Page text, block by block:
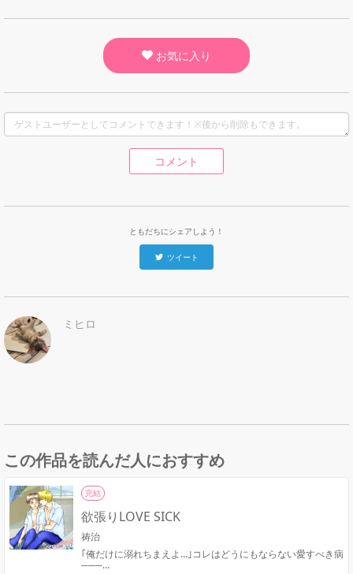
お気に入り
コメント
ともだちにシェアしよう！
ツイート
ミヒロ
この作品を読んだ人におすすめ
完結
欲張りLOVE SICK
祷治
｢俺だけに溺れちまえよ…｣コレはどうにもならない愛すべき病
───…